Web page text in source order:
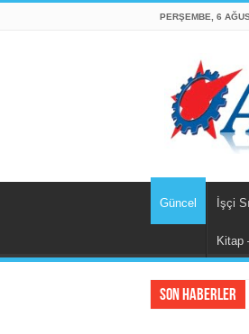
PERŞEMBE, 6
Güncel İşçi
Kitap
Son Haberler